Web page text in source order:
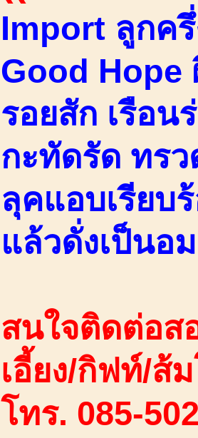
Import ลูกค
Good Hope
รอยสัก เรือ
กะทัดรัด ทร
ลุคแอบเรียบ
แล้วดั่งเป็นอ
สนใจติดต่อส
เอี้ยง/กิฟท์/ส้
โทร. 085-